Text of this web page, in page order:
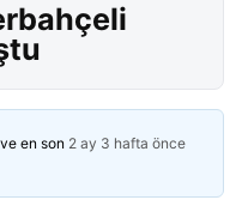
en son 2 ay 3 hafta önce